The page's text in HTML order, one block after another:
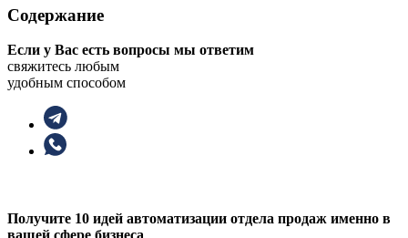
Содержание
Если у Вас есть вопросы мы ответим
свяжитесь любым
удобным способом
Получите 10 идей автоматизации отдела продаж именно в
вашей сфере бизнеса